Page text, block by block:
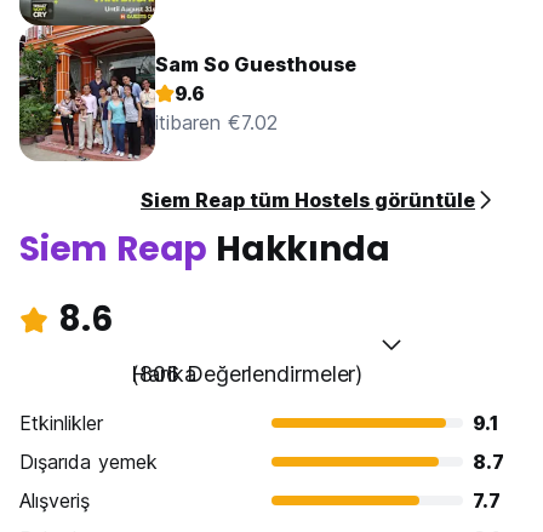
Sam So Guesthouse
9.6
itibaren €7.02
Siem Reap tüm Hostels görüntüle
Siem Reap Hakkında
8.6
Harika
(806 Değerlendirmeler)
Etkinlikler
9.1
Dışarıda yemek
8.7
Alışveriş
7.7